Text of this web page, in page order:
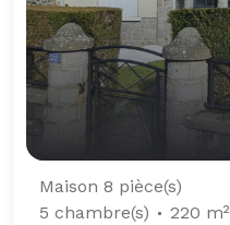
Maison 8 pièce(s)
5 chambre(s)
220 m²